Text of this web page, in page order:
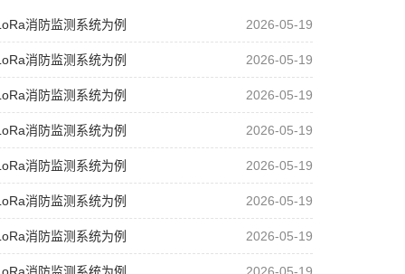
消防监测系统为例 2026-05-19
消防监测系统为例 2026-05-19
消防监测系统为例 2026-05-19
消防监测系统为例 2026-05-19
消防监测系统为例 2026-05-19
消防监测系统为例 2026-05-19
消防监测系统为例 2026-05-19